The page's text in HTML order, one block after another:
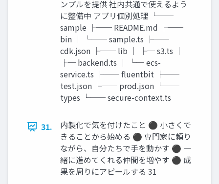
ンプルを提供 社内共通で使えるよう
に整備中 アプリ個別処理 └──
sample ├── README.md ├──
bin │ └── sample.ts ├──
cdk.json ├── lib │ ├─ s3.ts │
├─ backend.ts │ └─ ecs-
service.ts ├── fluentbit ├──
test.json ├── prod.json └──
types └── secure-context.ts
31.
内製化で気を付けたこと ⚫ 小さくで
きることから始める ⚫ 専門家に頼り
ながら、自分たちで手を動かす ⚫ 一
緒に進めてくれる仲間を増やす ⚫ 成
果を周りにアピールする 31